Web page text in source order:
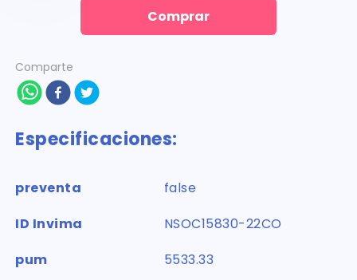
Comprar
Comparte
Especificaciones:
preventa
false
ID Invima
NSOC15830-22CO
pum
5533.33